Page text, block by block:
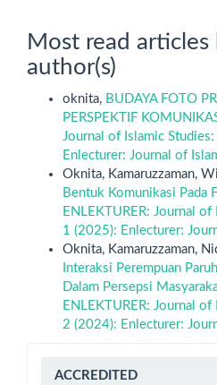
Most read articles
author(s)
oknita, BUDAYA FOTO
PERSPEKTIF
Journal of Islamic
Enlecturer: Journal of
Oknita, Kamaruzzaman,
Bentuk Komunikasi Pada
ENLEKTURER: Journal
1 (2025): Enlecturer:
Oknita, Kamaruzzaman,
Interaksi Perempuan
Dalam Persepsi
ENLEKTURER: Journal
2 (2024): Enlecturer:
sinta
ACCREDITED